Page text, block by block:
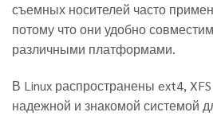
съемных носителей часто
потому что они удобно
различными платформами.
В Linux распространены ext4,
надежной и знакомой системой